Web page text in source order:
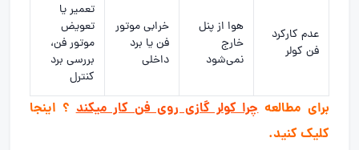
عدم کارکرد
فن کولر
هوا از پنل
خارج
نمی‌شود
خرابی موتور
فن یا برد
داخلی
تعمیر یا
تعویض
موتور فن،
بررسی برد
کنترل
برای مطالعه چرا کولر گازی روی فن کار میکند؟ اینجا
کلیک کنید.